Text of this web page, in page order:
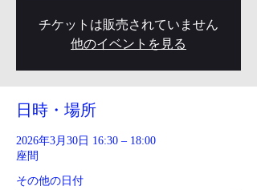
チケットは販売されていません
他のイベントを見る
日時・場所
2026年3月30日 16:30 – 18:00
座間
その他の日付